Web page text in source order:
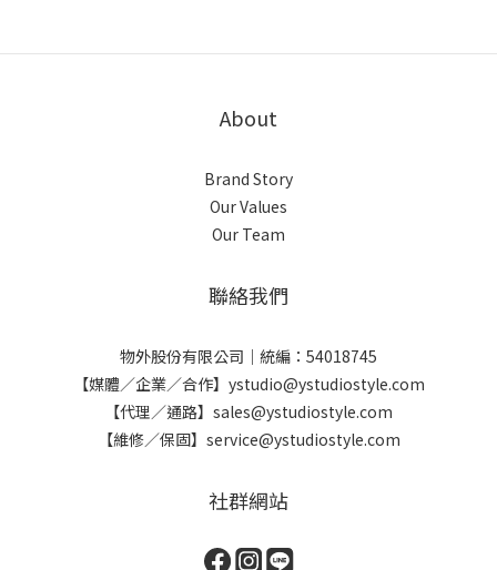
About
Brand Story
Our Values
Our Team
聯絡我們
物外股份有限公司｜統編：54018745
【媒體／企業／合作】ystudio@ystudiostyle.com
【代理／通路】sales@ystudiostyle.com
【維修／保固】service@ystudiostyle.com
社群網站